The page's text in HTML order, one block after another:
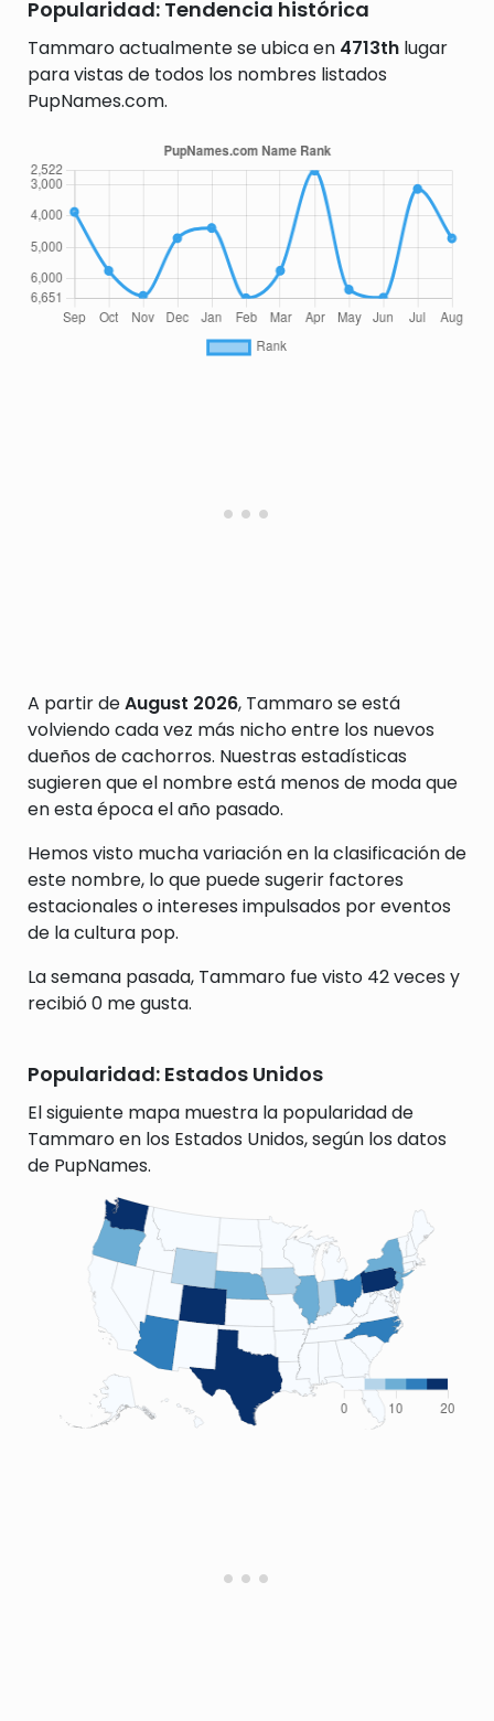
Popularidad: Tendencia histórica
Tammaro actualmente se ubica en 4713th lugar
para vistas de todos los nombres listados
PupNames.com.
A partir deAugust 2026, Tammaro se está
volviendo cada vez más nicho entre los nuevos
dueños de cachorros. Nuestras estadísticas
sugieren que el nombre está menos de moda que
en esta época el año pasado.
Hemos visto mucha variación en la clasificación de
este nombre, lo que puede sugerir factores
estacionales o intereses impulsados por eventos
de la cultura pop.
La semana pasada, Tammaro fue visto 42 veces y
recibió 0 me gusta.
Popularidad: Estados Unidos
El siguiente mapa muestra la popularidad de
Tammaro en los Estados Unidos, según los datos
de PupNames.